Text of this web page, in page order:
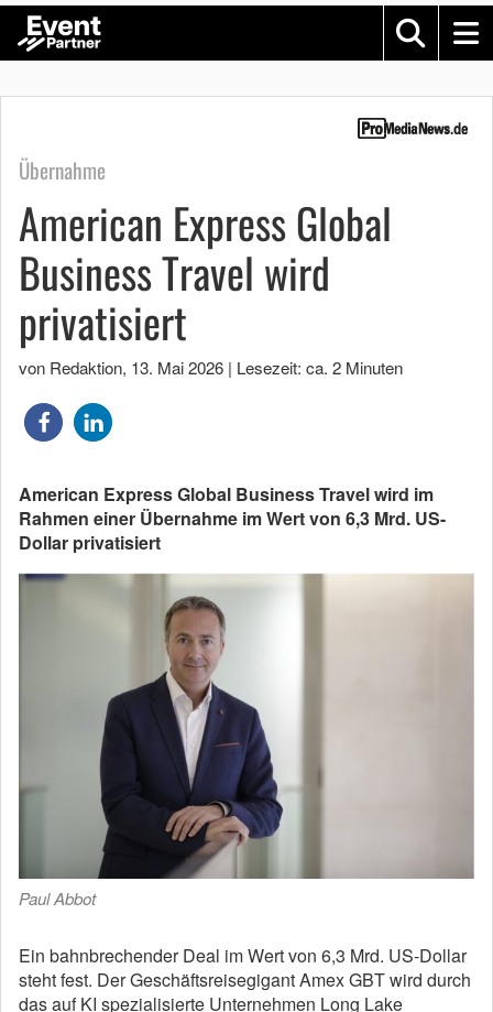
Übernahme
American Express Global
Business Travel wird
privatisiert
von Redaktion, 13. Mai 2026 | Lesezeit: ca. 2 Minuten
American Express Global Business Travel wird im
Rahmen einer Übernahme im Wert von 6,3 Mrd. US-
Dollar privatisiert
Paul Abbot
Ein bahnbrechender Deal im Wert von 6,3 Mrd. US-Dollar
steht fest. Der Geschäftsreisegigant Amex GBT wird durch
das auf KI spezialisierte Unternehmen Long Lake